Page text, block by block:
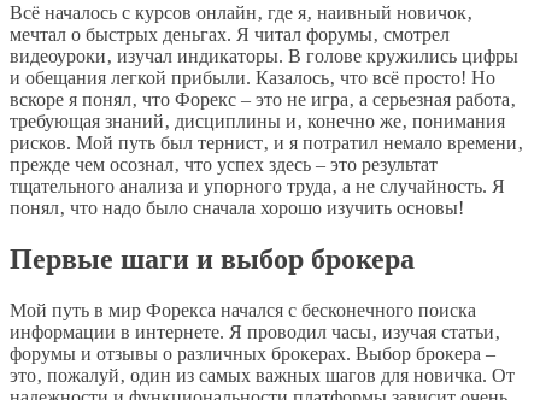
Всё началось с курсов онлайн‚ где я‚ наивный новичок‚
мечтал о быстрых деньгах. Я читал форумы‚ смотрел
видеоуроки‚ изучал индикаторы. В голове кружились цифры
и обещания легкой прибыли. Казалось‚ что всё просто! Но
вскоре я понял‚ что Форекс – это не игра‚ а серьезная работа‚
требующая знаний‚ дисциплины и‚ конечно же‚ понимания
рисков. Мой путь был тернист‚ и я потратил немало времени‚
прежде чем осознал‚ что успех здесь – это результат
тщательного анализа и упорного труда‚ а не случайность. Я
понял‚ что надо было сначала хорошо изучить основы!
Первые шаги и выбор брокера
Мой путь в мир Форекса начался с бесконечного поиска
информации в интернете. Я проводил часы‚ изучая статьи‚
форумы и отзывы о различных брокерах. Выбор брокера –
это‚ пожалуй‚ один из самых важных шагов для новичка. От